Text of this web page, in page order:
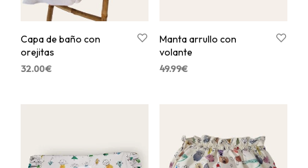
Capa de baño con
orejitas
32.00€
Manta arrullo con
volante
49.99€